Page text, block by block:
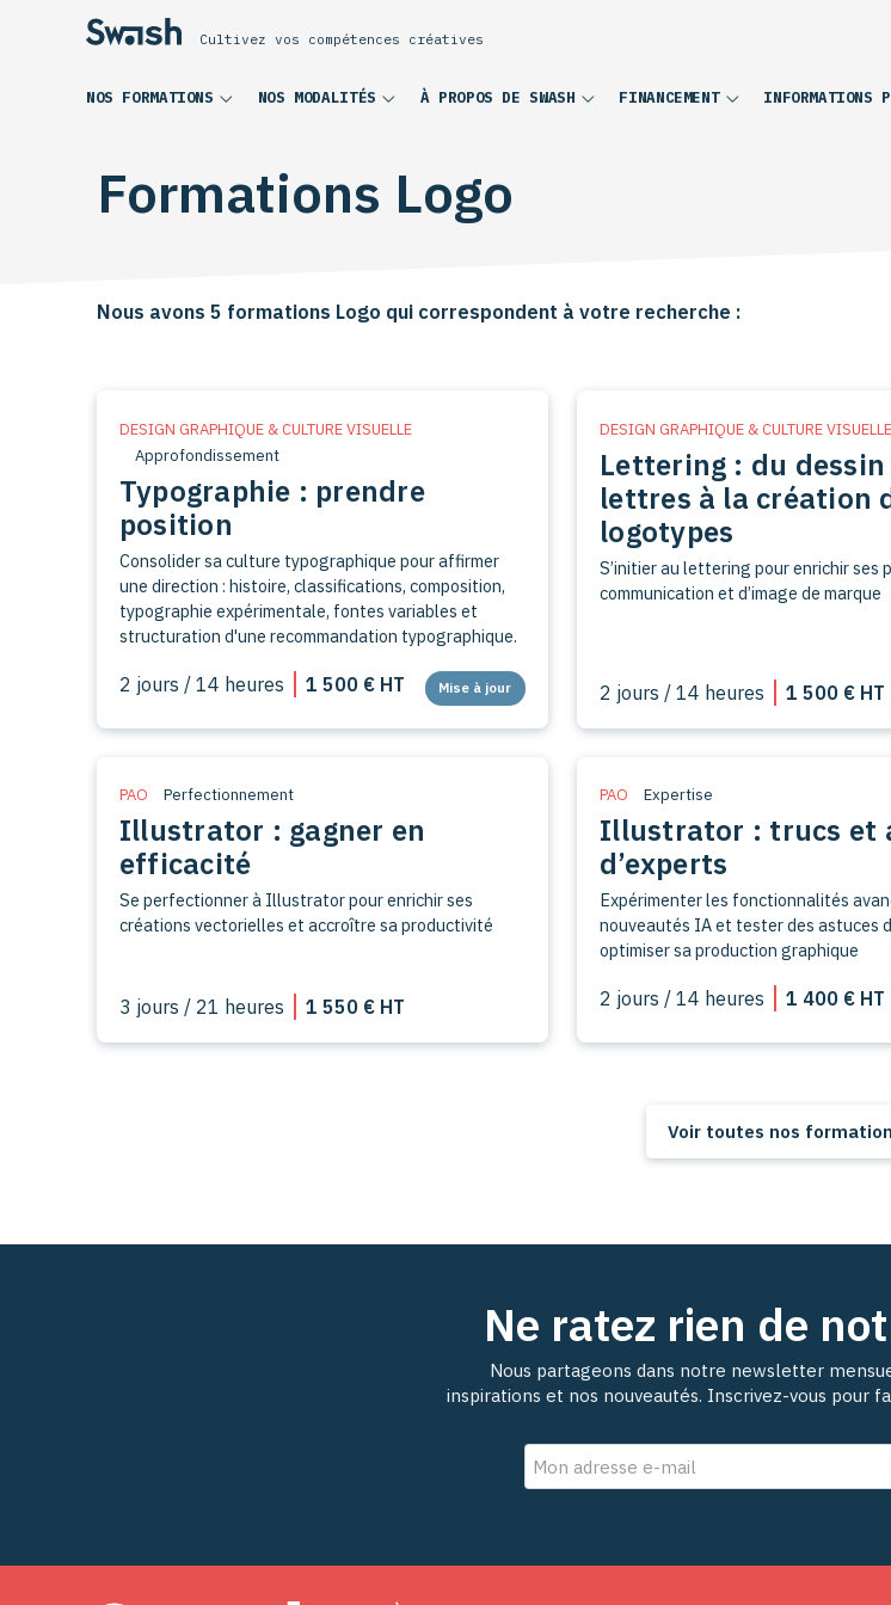
Cultivez vos compétences créatives
NOS FORMATIONS NOS MODALITÉS À PROPOS DE SWASH FINANCEMENT INFORMATIONS
Formations Logo
Nous avons 5 formations Logo qui correspondent à votre recherche :
DESIGN GRAPHIQUE & CULTURE VISUELLE
Approfondissement
Typographie : prendre
position
Consolider sa culture typographique pour affirmer
une direction : histoire, classifications, composition,
typographie expérimentale, fontes variables et
structuration d'une recommandation typographique.
2 jours / 14 heures 1 500 € HT Mise à jour
DESIGN GRAPHIQUE & CULTURE VISUELLE
Lettering : du dessin
lettres à la création
logotypes
S’initier au lettering pour enrichir ses
communication et d’image de marque
2 jours / 14 heures 1 500 € HT
PAO Perfectionnement
Illustrator : gagner en
efficacité
Se perfectionner à Illustrator pour enrichir ses
créations vectorielles et accroître sa productivité
3 jours / 21 heures 1 550 € HT
PAO Expertise
Illustrator : trucs et
d’experts
Expérimenter les fonctionnalités
nouveautés IA et tester des astuces
optimiser sa production graphique
2 jours / 14 heures 1 400 € HT
Voir toutes nos
Ne ratez rien de
Nous partageons dans notre newsletter
inspirations et nos nouveautés. Inscrivez-vous pour